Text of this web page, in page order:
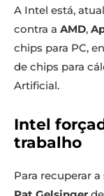
A Intel está,
contra a AMD,
chips para PC,
de chips para
Artificial.
Intel
trabalho
Para recuperar